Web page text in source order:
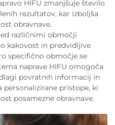
HIFU zmanjšuje število
rezultatov, kar izboljša
obravnave.
različnimi območji
kakovost in predvidljive
specifično območje se
naprave HIFU omogoča
povratnih informacij in
pristope, ki
posamezne obravnave.